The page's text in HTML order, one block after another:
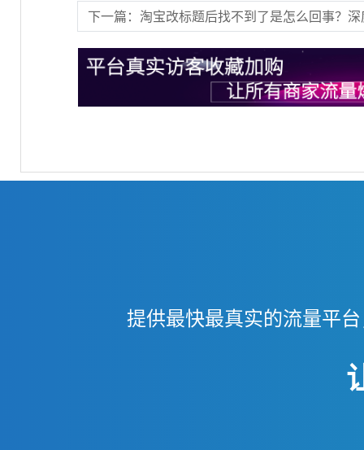
下一篇：淘宝改标题后找不到了是怎么回事？
提供最快最真实的流量平